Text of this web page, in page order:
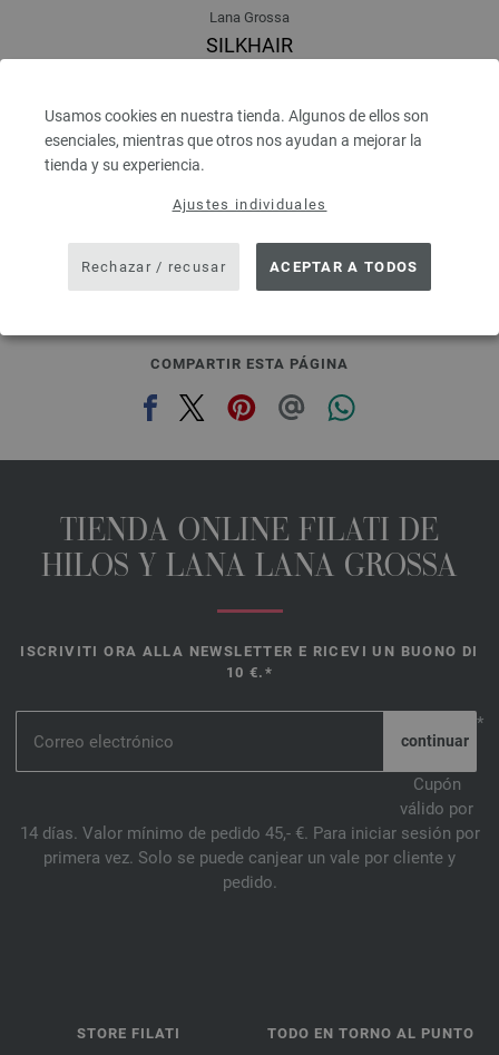
Usamos cookies en nuestra tienda. Algunos de ellos son
esenciales, mientras que otros nos ayudan a mejorar la
tienda y su experiencia.
Ajustes individuales
Rechazar / recusar ACEPTAR A TODOS
Lana Grossa
SILKHAIR
Grosor de las agujas: 4,5 - 5
8,36 €
COMPARTIR ESTA PÁGINA
TIENDA ONLINE FILATI DE
HILOS Y LANA LANA GROSSA
ISCRIVITI ORA ALLA NEWSLETTER E RICEVI UN BUONO DI
10 €.*
*
Cupón
válido por
14 días. Valor mínimo de pedido 45,- €. Para iniciar sesión por
primera vez. Solo se puede canjear un vale por cliente y
pedido.
STORE FILATI TODO EN TORNO AL PUNTO